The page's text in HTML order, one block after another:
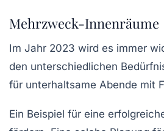
Mehrzweck-Innenräume
Im Jahr 2023 wird es immer
den unterschiedlichen
für unterhaltsame Abende mit
Ein Beispiel für eine